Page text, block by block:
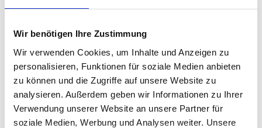
Wir benötigen Ihre Zustimmung
Wir verwenden Cookies, um Inhalte und Anzeigen zu
personalisieren, Funktionen für soziale Medien anbieten
zu können und die Zugriffe auf unsere Website zu
analysieren. Außerdem geben wir Informationen zu Ihrer
Verwendung unserer Website an unsere Partner für
soziale Medien, Werbung und Analysen weiter. Unsere
Grundstücksverkauf
Vermietung
„
Maßgeschneiderte Lösungen für Ihre Herzensangelegenheit!
Ihr Team von W2 Immobilien